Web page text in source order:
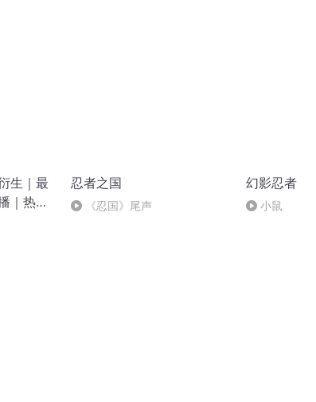
生｜最
｜热血
｜火影
忍者之国
《忍国》尾声
幻影忍者
小鼠